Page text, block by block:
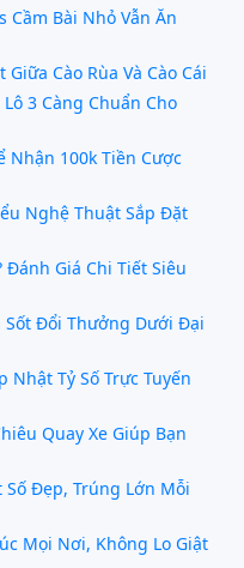
Cầm Bài Nhỏ Vẫn Ăn
Giữa Cào Rùa Và Cào Cái
3 Càng Chuẩn Cho
Nhận 100k Tiền Cược
Nghệ Thuật Sắp Đặt
Đánh Giá Chi Tiết Siêu
Sốt Đổi Thưởng Dưới Đại
Nhật Tỷ Số Trực Tuyến
Quay Xe Giúp Bạn
Số Đẹp, Trúng Lớn Mỗi
Mọi Nơi, Không Lo Giật